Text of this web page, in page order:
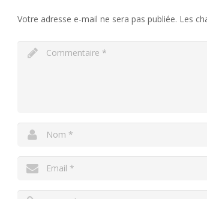
Votre adresse e-mail ne sera pas publiée. Les